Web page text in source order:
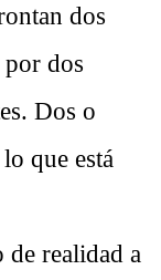
dos
dos
Dos o
que está
de realidad a